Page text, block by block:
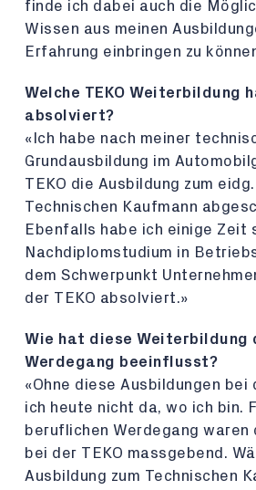
finde ich dabei auch die
Wissen aus meinen
Erfahrung einbringen zu
Welche TEKO Weiterbildung
absolviert?
«Ich habe nach meiner
Grundausbildung im
TEKO die Ausbildung zum
Technischen Kaufmann
Ebenfalls habe ich einige Zeit
Nachdiplomstudium in
dem Schwerpunkt
der TEKO absolviert.»
Wie hat diese Weiterbildung
Werdegang beeinflusst?
«Ohne diese Ausbildungen bei
ich heute nicht da, wo ich bin.
beruflichen Werdegang waren
bei der TEKO massgebend.
Ausbildung zum Technischen